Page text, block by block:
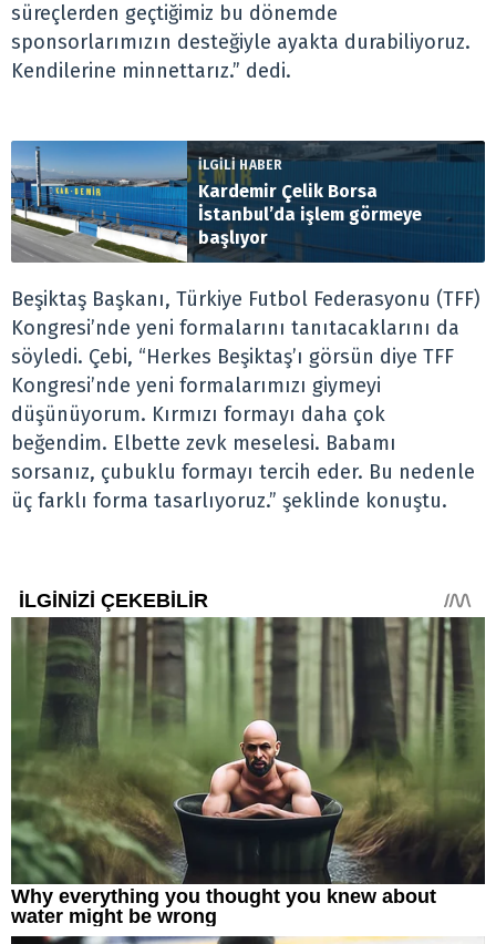
süreçlerden geçtiğimiz bu dönemde
sponsorlarımızın desteğiyle ayakta durabiliyoruz.
Kendilerine minnettarız.” dedi.
İLGİLİ HABER
Kardemir Çelik Borsa
İstanbul’da işlem görmeye
başlıyor
Beşiktaş Başkanı, Türkiye Futbol Federasyonu (TFF)
Kongresi’nde yeni formalarını tanıtacaklarını da
söyledi. Çebi, “Herkes Beşiktaş’ı görsün diye TFF
Kongresi’nde yeni formalarımızı giymeyi
düşünüyorum. Kırmızı formayı daha çok
beğendim. Elbette zevk meselesi. Babamı
sorsanız, çubuklu formayı tercih eder. Bu nedenle
üç farklı forma tasarlıyoruz.” şeklinde konuştu.